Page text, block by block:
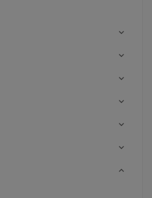
expand_more
expand_more
expand_more
expand_more
expand_more
expand_more
expand_less